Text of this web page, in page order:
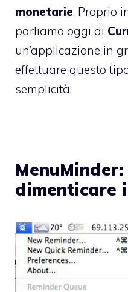
monetarie. Proprio
parliamo oggi di
un’applicazione in
effettuare questo
semplicità.
dimenticare